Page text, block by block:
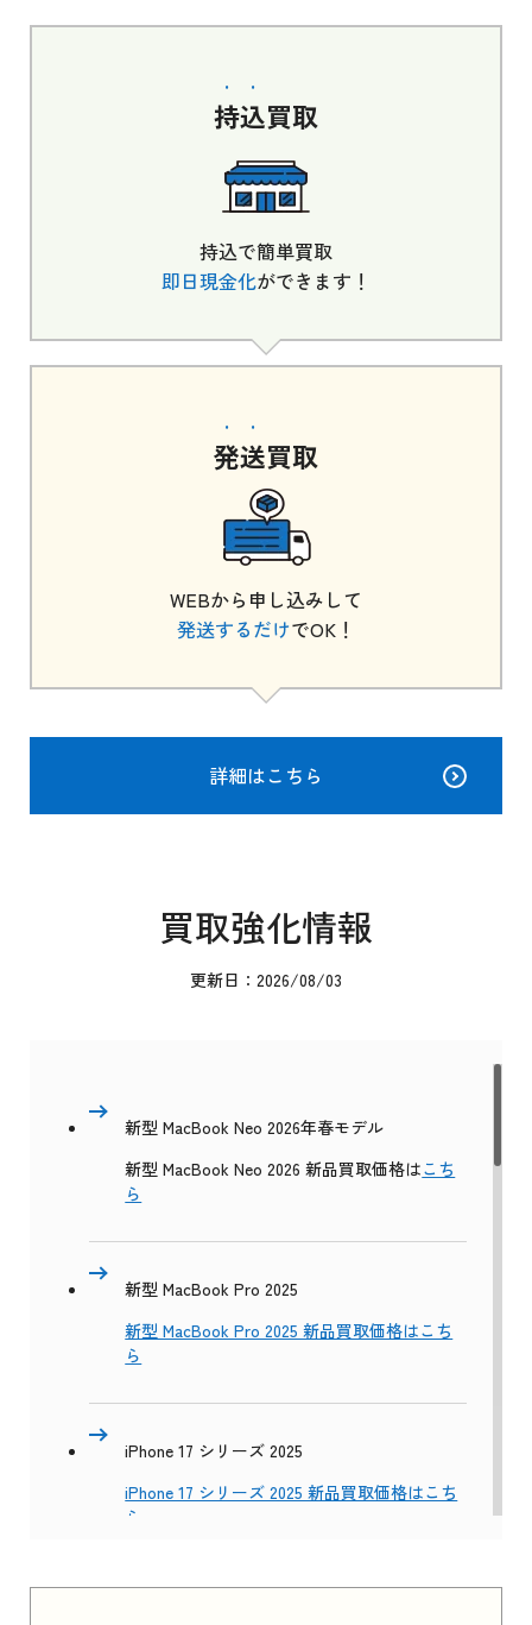
持込買取
持込で簡単買取
即日現金化ができます！
発送買取
WEBから申し込みして
発送するだけでOK！
詳細はこちら
買取強化情報
更新日：2026/08/03
新型 MacBook Neo 2026年春モデル
新型 MacBook Neo 2026 新品買取価格はこち
ら
新型 MacBook Pro 2025
新型 MacBook Pro 2025 新品買取価格はこち
ら
iPhone 17 シリーズ 2025
iPhone 17 シリーズ 2025 新品買取価格はこち
ら